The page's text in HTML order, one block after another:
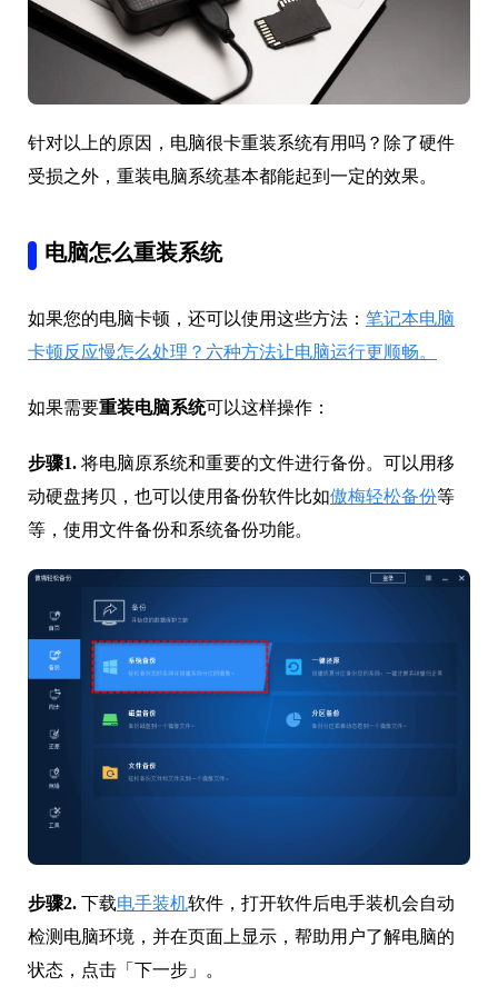
针对以上的原因，电脑很卡重装系统有用吗？除了硬件
受损之外，重装电脑系统基本都能起到一定的效果。
电脑怎么重装系统
如果您的电脑卡顿，还可以使用这些方法： 笔记本电脑
卡顿反应慢怎么处理？六种方法让电脑运行更顺畅。
如果需要重装电脑系统可以这样操作：
步骤1. 将电脑原系统和重要的文件进行备份。可以用移
动硬盘拷贝，也可以使用备份软件比如傲梅轻松备份等
等，使用文件备份和系统备份功能。
步骤2. 下载电手装机软件，打开软件后电手装机会自动
检测电脑环境，并在页面上显示，帮助用户了解电脑的
状态，点击「下一步」。